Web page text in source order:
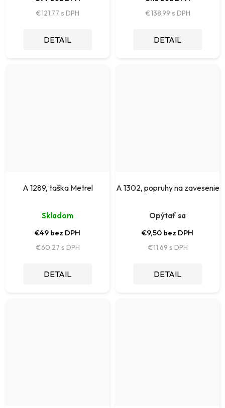
€121,77
DETAIL
€138,99
DETAIL
A 1289, taška Metrel
Skladom
€49 bez DPH
€60,27
DETAIL
A 1302, popruhy na zavesenie
Opýtať sa
€9,50 bez DPH
€11,69
DETAIL